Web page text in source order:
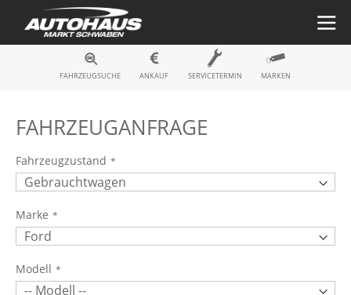
Fahrzeugsuche
FAHRZEUGSUCHE ANKAUF SERVICETERMIN MARKEN
FAHRZEUGANFRAGE
Fahrzeugzustand
Marke
Modell